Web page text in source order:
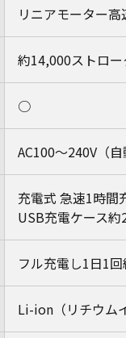
リニアモーター高
約14,000ストロ
○
AC100～240V（自
充電式 急速1時間
USB充電ケース約
フル充電し1日1
Li-ion（リチウム